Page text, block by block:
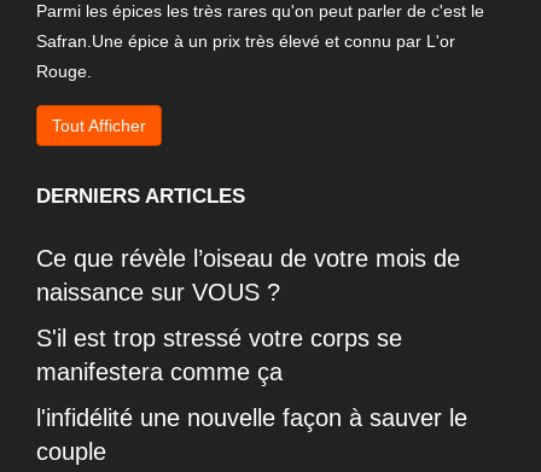
Parmi les épices les très rares qu'on peut parler de c'est le
Safran.Une épice à un prix très élevé et connu par L'or
Rouge.
Tout Afficher
DERNIERS ARTICLES
Ce que révèle l’oiseau de votre mois de
naissance sur VOUS ?
S'il est trop stressé votre corps se
manifestera comme ça
l'infidélité une nouvelle façon à sauver le
couple